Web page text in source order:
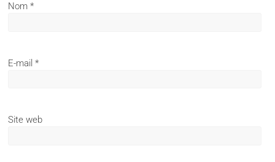
Nom*
E-mail*
Site web